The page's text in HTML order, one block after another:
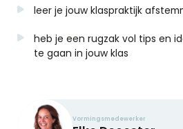
leer je jouw klaspraktijk
heb je een rugzak vol tips en
te gaan in jouw klas
Vormingsmedewerker